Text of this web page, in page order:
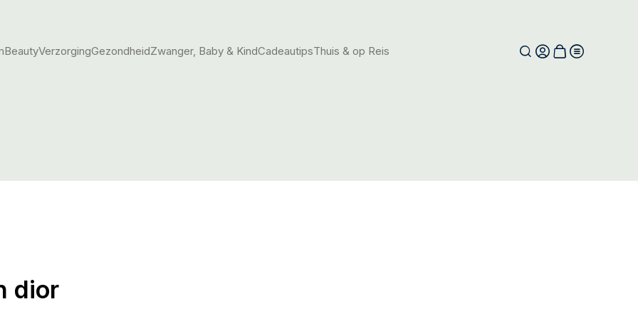
BeautyVerzorgingGezondheidZwanger, Baby & KindCadeautipsThuis & op Reis
dior